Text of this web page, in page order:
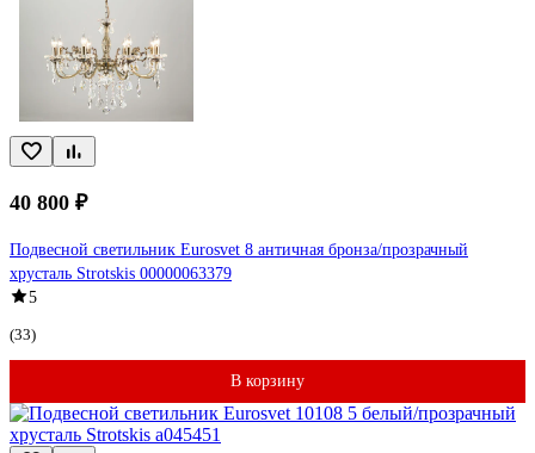
40 800 ₽
Подвесной светильник Eurosvet 8 античная бронза/прозрачный
хрусталь Strotskis 00000063379
5
(33)
В корзину